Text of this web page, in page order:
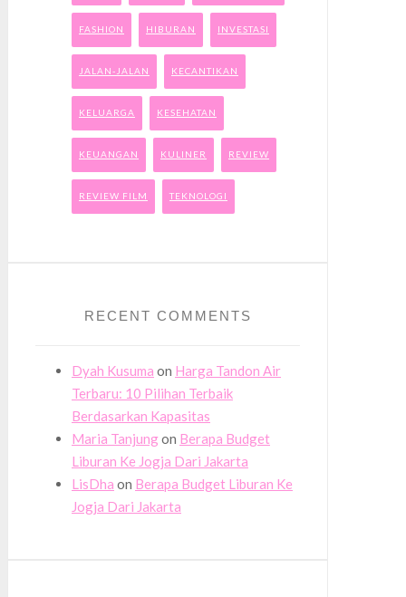
FASHION HIBURAN INVESTASI
JALAN-JALAN KECANTIKAN
KELUARGA KESEHATAN
KEUANGAN KULINER REVIEW
REVIEW FILM TEKNOLOGI
RECENT COMMENTS
Dyah Kusuma on Harga Tandon Air
Terbaru: 10 Pilihan Terbaik
Berdasarkan Kapasitas
Maria Tanjungon Berapa Budget
Liburan Ke Jogja Dari Jakarta
LisDha on Berapa Budget Liburan Ke
Jogja Dari Jakarta